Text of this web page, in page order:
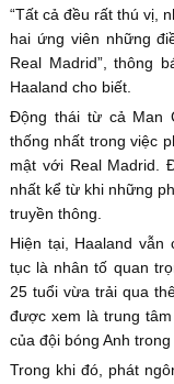
“Tất cả đều rất thú vị,
hai ứng viên những
Real Madrid”, thông
Haaland cho biết.
Động thái từ cả Man
thống nhất trong việc
mật với Real Madrid.
nhất kể từ khi những
truyền thông.
Hiện tại, Haaland
tục là nhân tố quan
25 tuổi vừa trải qua
được xem là trung
của đội bóng Anh
Trong khi đó, phát